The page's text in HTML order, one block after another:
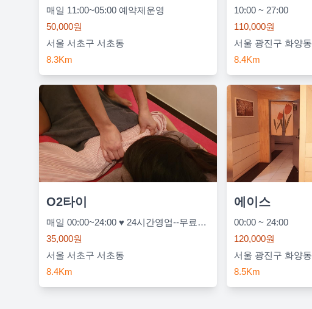
매일 11:00~05:00 예약제운영
50,000원
서울 서초구 서초동
8.3Km
10:00 ~ 27:00
110,000원
서울 광진구 화양동
8.4Km
O2타이
매일 00:00~24:00 ♥ 24시간영업--무료주차♥
35,000원
서울 서초구 서초동
8.4Km
에이스
00:00 ~ 24:00
120,000원
서울 광진구 화양동
8.5Km